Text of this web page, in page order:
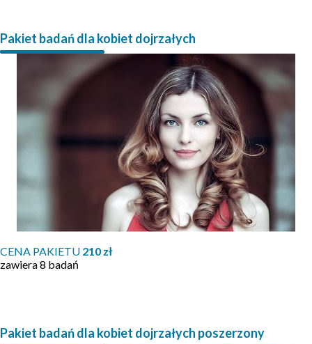
Pakiet badań dla kobiet dojrzałych
CENA PAKIETU 210 zł
zawiera 8 badań
Pakiet badań dla kobiet dojrzałych poszerzony